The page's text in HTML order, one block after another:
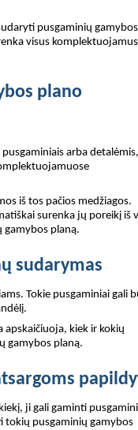
pusgaminių gamybos
visus komplektuojamus
plano
arba
iš tos pačios medžiagos.
surenka jų poreikį iš
planą.
sudarymas
Tokie pusgaminiai gali
apskaičiuoja, kiek ir kokių
gamybos planą.
ji gali gaminti
tokių pusgaminių gamybos